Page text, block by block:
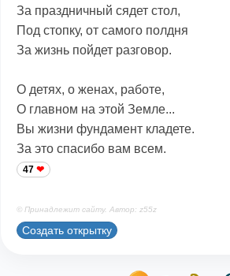
За праздничный сядет стол,
Под стопку, от самого полдня
За жизнь пойдет разговор.
О детях, о женах, работе,
О главном на этой Земле...
Вы жизни фундамент кладете.
За это спасибо вам всем.
47
© Принадлежит сайту. Автор: z55z
Создать открытку